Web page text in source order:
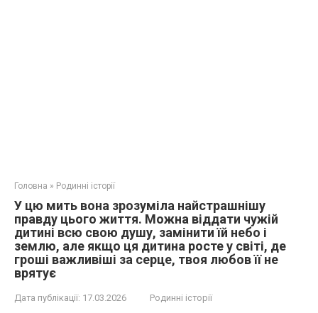
Головна » Родинні історії
У цю мить вона зрозуміла найстрашнішу
правду цього життя. Можна віддати чужій
дитині всю свою душу, замінити їй небо і
землю, але якщо ця дитина росте у світі, де
гроші важливіші за серце, твоя любов її не
врятує
Дата публікації: 17.03.2026 Родинні історії